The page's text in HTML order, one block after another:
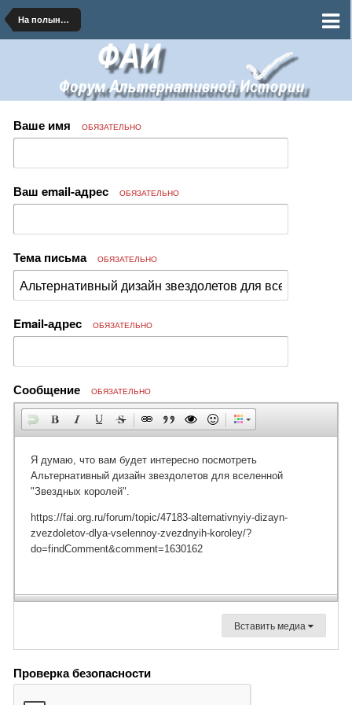
На полынных тропинках далеких планет
Ваше имя ОБЯЗАТЕЛЬНО
Ваш email-адрес ОБЯЗАТЕЛЬНО
Тема письма ОБЯЗАТЕЛЬНО
Email-адрес ОБЯЗАТЕЛЬНО
Сообщение ОБЯЗАТЕЛЬНО
Вставить медиа
Проверка безопасности